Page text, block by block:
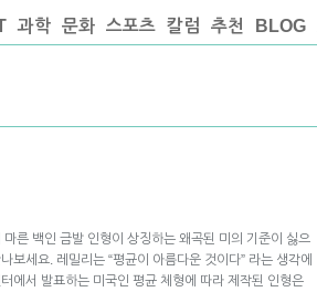
과학 문화 스포츠 칼럼 추천 BLOG
른 백인 금발 인형이 상징하는 왜곡된 미의 기준이 싫으
세요. 레밀리는 “평균이 아름다운 것이다” 라는 생각에
에서 발표하는 미국인 평균 체형에 따라 제작된 인형은